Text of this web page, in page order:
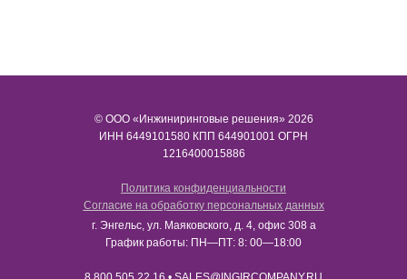
© ООО «Инжиниринговые решения» 2026
ИНН​​​​​​​ 6449101580 КПП 644901001 ОГРН
1216400015886
Политика конфиденциальности
Согласие на обработку персональных данных
г. Энгельс, ул. Маяковского, д. 4, офис 308 а
График работы: ПН—ПТ: 8: 00—18:00